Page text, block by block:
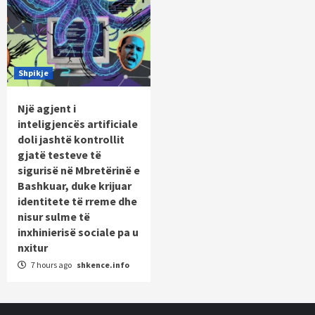
Shpikje
Një agjent i
inteligjencës artificiale
doli jashtë kontrollit
gjatë testeve të
sigurisë në Mbretërinë e
Bashkuar, duke krijuar
identitete të rreme dhe
nisur sulme të
inxhinierisë sociale pa u
nxitur
7 hours ago shkence.info